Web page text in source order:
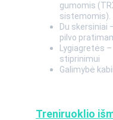
Treniruoklio
gumomis
sistemomis).
Du skersiniai
pilvo
Lygiagretės
stiprinimui
Galimybė